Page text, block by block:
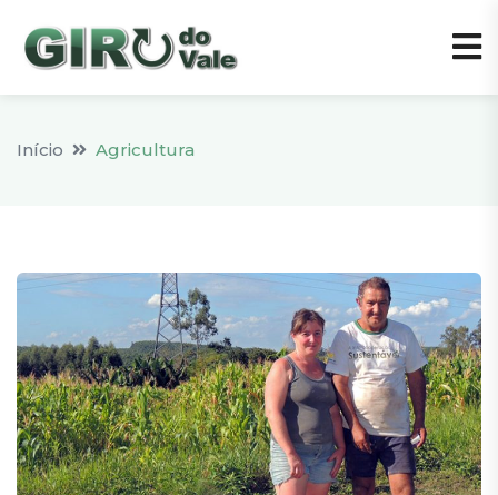
Início Agricultura